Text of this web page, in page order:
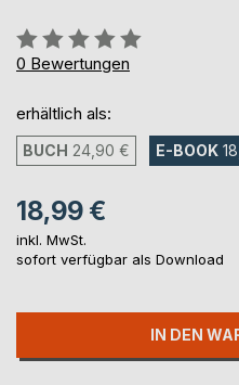
Bewertung::
0%
0 Bewertungen
erhältlich als:
BUCH 24,90 € E-BOOK
18,99 €
inkl. MwSt.
sofort verfügbar als Download
IN DEN